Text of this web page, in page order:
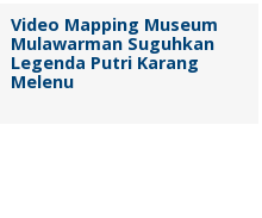
Video Mapping Museum
Mulawarman Suguhkan
Legenda Putri Karang
Melenu